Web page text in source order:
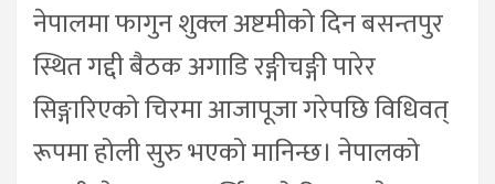
नेपालमा फागुन शुक्ल अष्टमीको दिन बसन्तपुर
स्थित गद्दी बैठक अगाडि रङ्गीचङ्गी पारेर
सिङ्गारिएको चिरमा आजापूजा गरेपछि विधिवत्
रूपमा होली सुरु भएको मानिन्छ। नेपालको